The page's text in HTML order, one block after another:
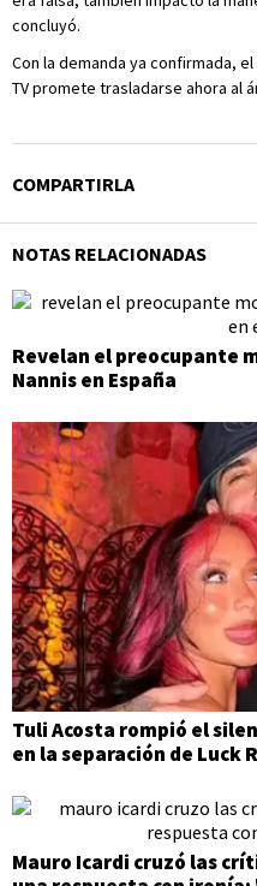
concluyó.
Con la demanda ya confirmada,
TV promete trasladarse ahora al
COMPARTIRLA
NOTAS RELACIONADAS
Revelan el preocupante
Nannis en España
Tuli Acosta rompió el
en la separación de Luck
Mauro Icardi cruzó las